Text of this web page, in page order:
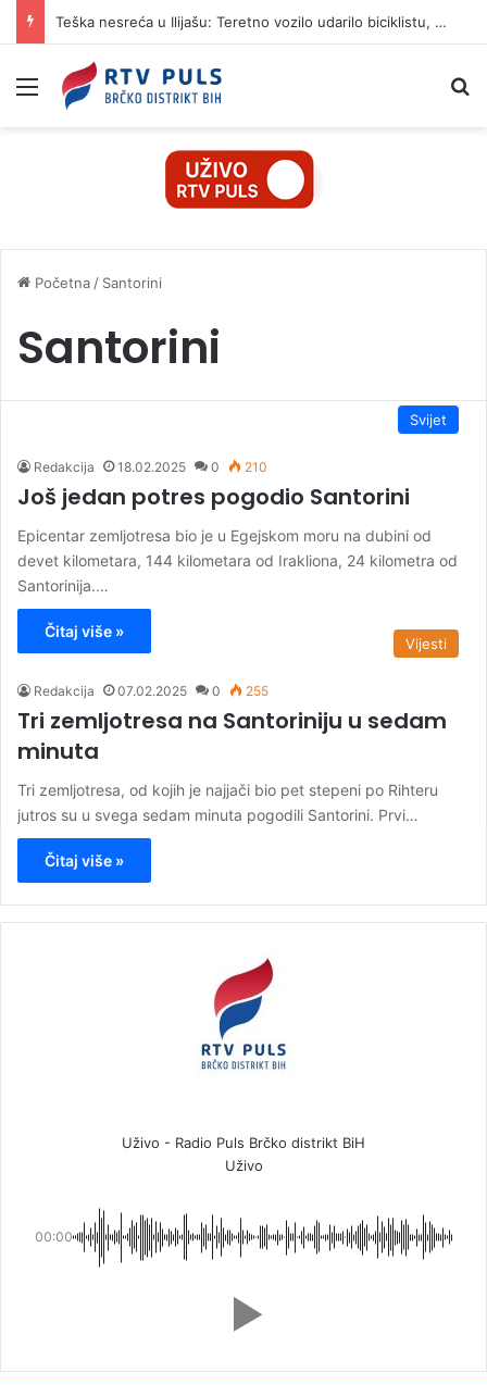
Teška nesreća u Ilijašu: Teretno vozilo udarilo biciklistu, 75-godišnjak zadržan u bolnici
Izbornik
Početna / Santorini
Santorini
Svijet
Redakcija 18.02.2025 0 210
Još jedan potres pogodio Santorini
Еpicentar zemljotresa bio je u Еgejskom moru na dubini od
devet kilometara, 144 kilometara od Irakliona, 24 kilometra od
Santorinija.…
Čitaj više »
Vijesti
Redakcija 07.02.2025 0 255
Tri zemljotresa na Santoriniju u sedam
minuta
Tri zemljotresa, od kojih je najjači bio pet stepeni po Rihteru
jutros su u svega sedam minuta pogodili Santorini. Prvi…
Čitaj više »
Uživo - Radio Puls Brčko distrikt BiH
Uživo
00:00